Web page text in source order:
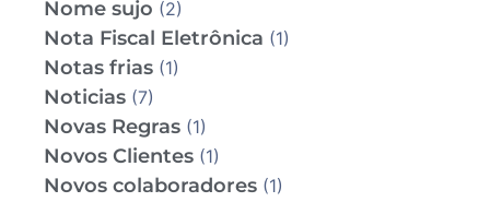
Nome sujo (2)
Nota Fiscal Eletrônica (1)
Notas frias (1)
Noticias (7)
Novas Regras (1)
Novos Clientes (1)
Novos colaboradores (1)